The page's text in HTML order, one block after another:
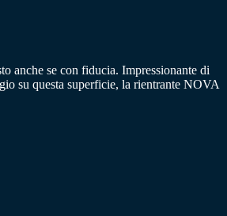
anche se con fiducia. Impressionante di
su questa superficie, la rientrante NOVA